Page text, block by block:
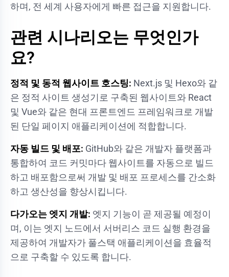
하며, 전 세계 사용자에게 빠른 접근을 지원합니다.
관련 시나리오는 무엇인가
요?
정적 및 동적 웹사이트 호스팅: Next.js 및 Hexo와 같
은 정적 사이트 생성기로 구축된 웹사이트와 React
및 Vue와 같은 현대 프론트엔드 프레임워크로 개발
된 단일 페이지 애플리케이션에 적합합니다.
자동 빌드 및 배포: GitHub와 같은 개발자 플랫폼과
통합하여 코드 커밋마다 웹사이트를 자동으로 빌드
하고 배포함으로써 개발 및 배포 프로세스를 간소화
하고 생산성을 향상시킵니다.
다가오는 엣지 개발: 엣지 기능이 곧 제공될 예정이
며, 이는 엣지 노드에서 서버리스 코드 실행 환경을
제공하여 개발자가 풀스택 애플리케이션을 효율적
으로 구축할 수 있도록 합니다.